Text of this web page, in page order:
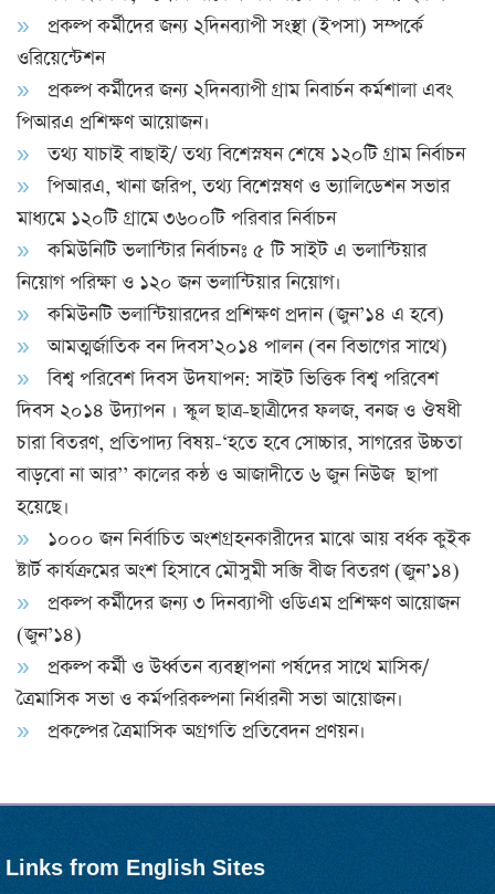
প্রকল্প কর্মীদের জন্য ২দিনব্যাপী সংস্থা (ইপসা) সম্পর্কে
ওরিয়েন্টেশন
প্রকল্প কর্মীদের জন্য ২দিনব্যাপী গ্রাম নিবার্চন কর্মশালা এবং
পিআরএ প্রশিক্ষণ আয়োজন।
তথ্য যাচাই বাছাই/ তথ্য বিশেস্নষন শেষে ১২০টি গ্রাম নির্বাচন
পিআরএ, খানা জরিপ, তথ্য বিশেস্নষণ ও ভ্যালিডেশন সভার
মাধ্যমে ১২০টি গ্রামে ৩৬০০টি পরিবার নির্বাচন
কমিউনিটি ভলান্টিার নির্বাচনঃ ৫ টি সাইট এ ভলান্টিয়ার
নিয়োগ পরিক্ষা ও ১২০ জন ভলান্টিয়ার নিয়োগ।
কমিউনটি ভলান্টিয়ারদের প্রশিক্ষণ প্রদান (জুন’১৪ এ হবে)
আমত্মর্জাতিক বন দিবস’২০১৪ পালন (বন বিভাগের সাথে)
বিশ্ব পরিবেশ দিবস উদযাপন: সাইট ভিত্তিক বিশ্ব পরিবেশ
দিবস ২০১৪ উদ্যাপন । স্কুল ছাত্র-ছাত্রীদের ফলজ, বনজ ও ঔষধী
চারা বিতরণ, প্রতিপাদ্য বিষয়-‘হতে হবে সোচ্চার, সাগরের উচ্চতা
বাড়বো না আর’’ কালের কন্ঠ ও আজাদীতে ৬ জুন নিউজ ছাপা
হয়েছে।
১০০০ জন নির্বাচিত অংশগ্রহনকারীদের মাঝে আয় বর্ধক কুইক
ষ্টার্ট কার্যক্রমের অংশ হিসাবে মৌসুমী সব্জি বীজ বিতরণ (জুন’১৪)
প্রকল্প কর্মীদের জন্য ৩ দিনব্যাপী ওডিএম প্রশিক্ষণ আয়োজন
(জুন’১৪)
প্রকল্প কর্মী ও উর্ধ্বতন ব্যবস্থাপনা পর্ষদের সাথে মাসিক/
ত্রৈমাসিক সভা ও কর্মপরিকল্পনা নির্ধারনী সভা আয়োজন।
প্রকল্পের ত্রৈমাসিক অগ্রগতি প্রতিবেদন প্রণয়ন।
Links from English Sites